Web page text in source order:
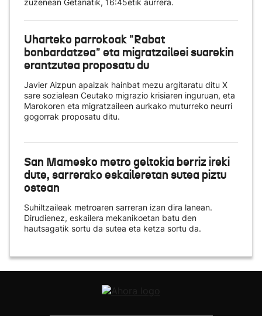
zuzenean Getariatik, 16:45etik aurrera.
Uharteko parrokoak "Rabat
bonbardatzea" eta migratzaileei suarekin
erantzutea proposatu du
Javier Aizpun apaizak hainbat mezu argitaratu ditu X
sare sozialean Ceutako migrazio krisiaren inguruan, eta
Marokoren eta migratzaileen aurkako muturreko neurri
gogorrak proposatu ditu.
San Mamesko metro geltokia berriz ireki
dute, sarrerako eskaileretan sutea piztu
ostean
Suhiltzaileak metroaren sarreran izan dira lanean.
Dirudienez, eskailera mekanikoetan batu den
hautsagatik sortu da sutea eta ketza sortu da.